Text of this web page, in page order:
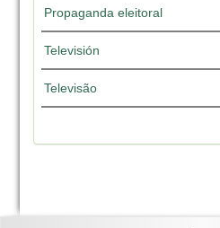
Propaganda eleitoral
Televisión
Televisão